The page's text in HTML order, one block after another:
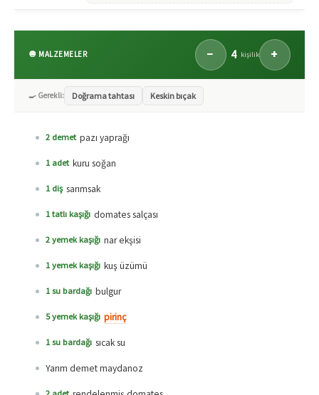
🧅 MALZEMELER − 4 kişilik +
🍳 Gerekli: Doğrama tahtası Keskin bıçak
2 demet pazı yaprağı
1 adet kuru soğan
1 diş sarımsak
1 tatlı kaşığı domates salçası
2 yemek kaşığı nar ekşisi
1 yemek kaşığı kuş üzümü
1 su bardağı bulgur
5 yemek kaşığı pirinç
1 su bardağı sıcak su
Yarım demet maydanoz